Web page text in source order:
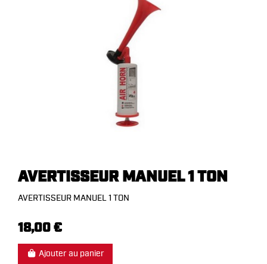
AVERTISSEUR MANUEL 1 TON
AVERTISSEUR MANUEL 1 TON
18,00 €
Ajouter au panier